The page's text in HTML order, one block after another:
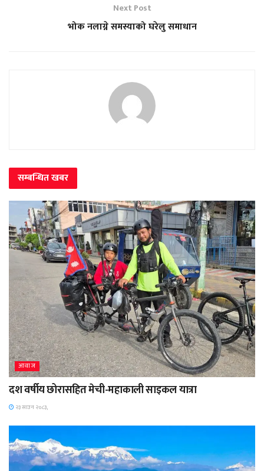
Next Post
भोक नलाग्ने समस्याको घरेलु समाधान
सम्बन्धितखबर
आवाज
दश वर्षीय छोरासहित मेची-महाकाली साइकल यात्रा
२३ साउन २०८३,